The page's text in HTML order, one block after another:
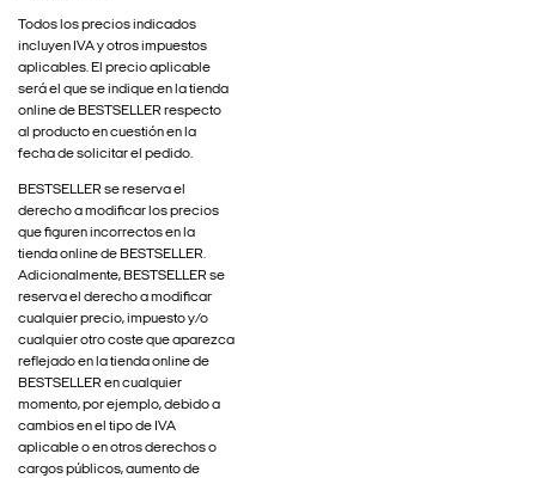
Todos los precios indicados
incluyen IVA y otros impuestos
aplicables. El precio aplicable
será el que se indique en la tienda
online de BESTSELLER respecto
al producto en cuestión en la
fecha de solicitar el pedido.
BESTSELLER se reserva el
derecho a modificar los precios
que figuren incorrectos en la
tienda online de BESTSELLER.
Adicionalmente, BESTSELLER se
reserva el derecho a modificar
cualquier precio, impuesto y/o
cualquier otro coste que aparezca
reflejado en la tienda online de
BESTSELLER en cualquier
momento, por ejemplo, debido a
cambios en el tipo de IVA
aplicable o en otros derechos o
cargos públicos, aumento de